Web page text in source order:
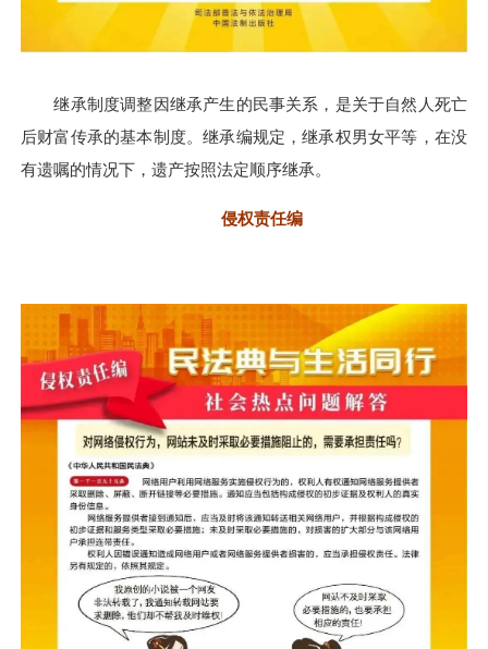
继承制度调整因继承产生的民事关系，是关于自然人死亡
后财富传承的基本制度。继承编规定，继承权男女平等，在没
有遗嘱的情况下，遗产按照法定顺序继承。
侵权责任编